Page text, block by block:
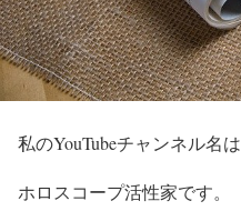
私のYouTubeチャンネル名は
ホロスコープ活性家です。